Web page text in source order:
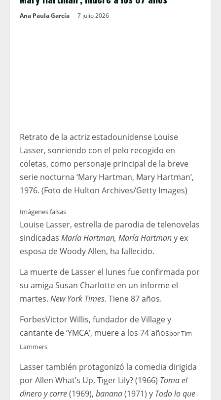
Ana Paula García 7 julio 2026
Retrato de la actriz estadounidense Louise
Lasser, sonriendo con el pelo recogido en
coletas, como personaje principal de la breve
serie nocturna ‘Mary Hartman, Mary Hartman’,
1976. (Foto de Hulton Archives/Getty Images)
Imágenes falsas
Louise Lasser, estrella de parodia de telenovelas
sindicadas María Hartman, María Hartmany ex
esposa de Woody Allen, ha fallecido.
La muerte de Lasser el lunes fue confirmada por
su amiga Susan Charlotte en un informe el
martes. New York Times. Tiene 87 años.
ForbesVictor Willis, fundador de Village y
cantante de ‘YMCA’, muere a los 74 añosporTim
Lammers
Lasser también protagonizó la comedia dirigida
por Allen What’s Up, Tiger Lily? (1966) Toma el
dinero y corre(1969), banana(1971) y Todo lo que